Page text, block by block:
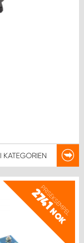
I KATEGORIEN
PRISEKSEMPEL
2741
NOK